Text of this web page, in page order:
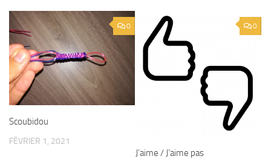
0
Scoubidou
FÉVRIER 1, 2021
0
J’aime / J’aime pas